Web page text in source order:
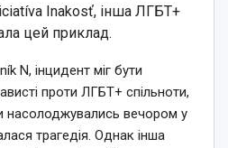
Inakosť, інша ЛГБТ+
цей приклад.
N, інцидент міг бути
проти ЛГБТ+ спільноти,
насолоджувались вечором у
трагедія. Однак інша